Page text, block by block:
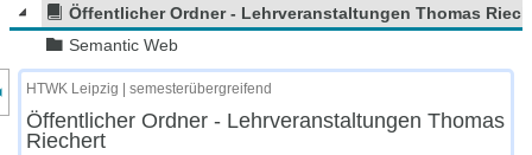
Öffentlicher Ordner - Lehrveranstaltungen Thomas
Semantic Web
des Kursmenüs
HTWK Leipzig | semesterübergreifend
Öffentlicher Ordner - Lehrveranstaltungen Thomas
Riechert